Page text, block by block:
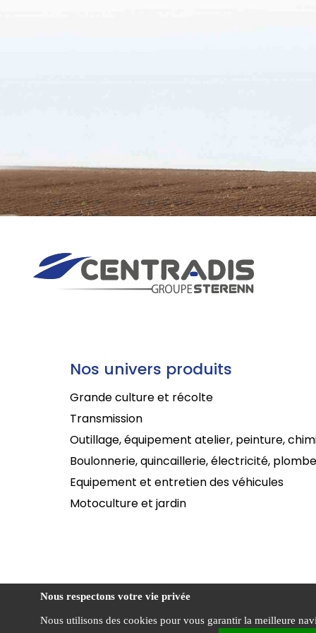
Nos univers produits
Grande culture et récolte
Transmission
Outillage, équipement atelier, peinture,
Boulonnerie, quincaillerie, électricité,
Equipement et entretien des véhicules
Motoculture et jardin
CENTRADIS ©
Nous respectons votre vie privée
Nous utilisons des cookies pour vous garantir la meilleure